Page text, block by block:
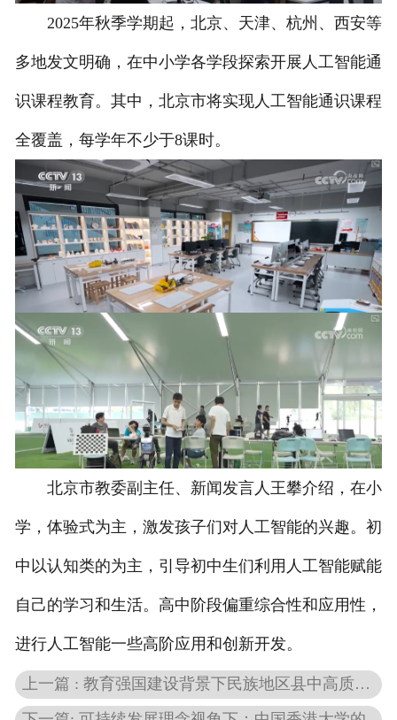
2025年秋季学期起，北京、天津、杭州、西安等
多地发文明确，在中小学各学段探索开展人工智能通
识课程教育。其中，北京市将实现人工智能通识课程
全覆盖，每学年不少于8课时。
北京市教委副主任、新闻发言人王攀介绍，在小
学，体验式为主，激发孩子们对人工智能的兴趣。初
中以认知类的为主，引导初中生们利用人工智能赋能
自己的学习和生活。高中阶段偏重综合性和应用性，
进行人工智能一些高阶应用和创新开发。
上一篇 : 教育强国建设背景下民族地区县中高质量发展的创新性路径